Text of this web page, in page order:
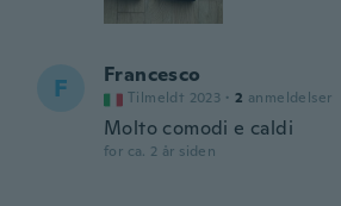
F Francesco
Tilmeldt 2023 · 2 anmeldelser
Molto comodi e caldi
for ca. 2 år siden